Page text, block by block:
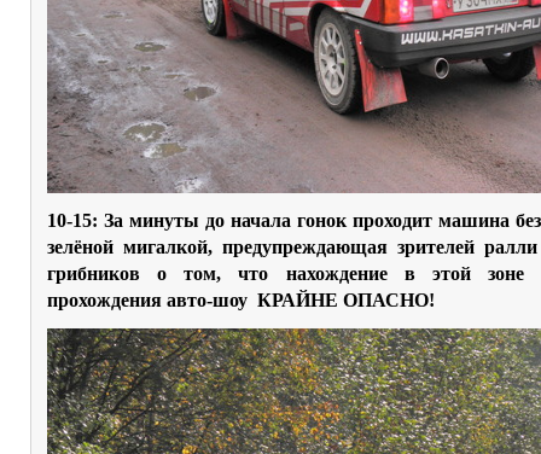
10-15: За минуты до начала гонок проходит машина
зелёной мигалкой, предупреждающая зрителей
грибников о том, что нахождение в этой зоне
прохождения авто-шоу КРАЙНЕ ОПАСНО!